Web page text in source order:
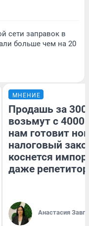
сети заправок в
больше чем на 20
МНЕНИЕ
Продашь за
возьмут с
нам готовит
налоговый
коснется
даже
Анастасия